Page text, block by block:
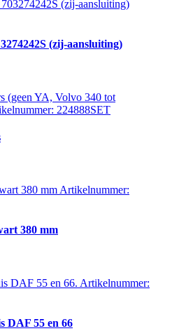
(zij-aansluiting)
380 mm
DAF 55 en 66